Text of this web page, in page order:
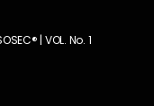
| VOL. No. 1